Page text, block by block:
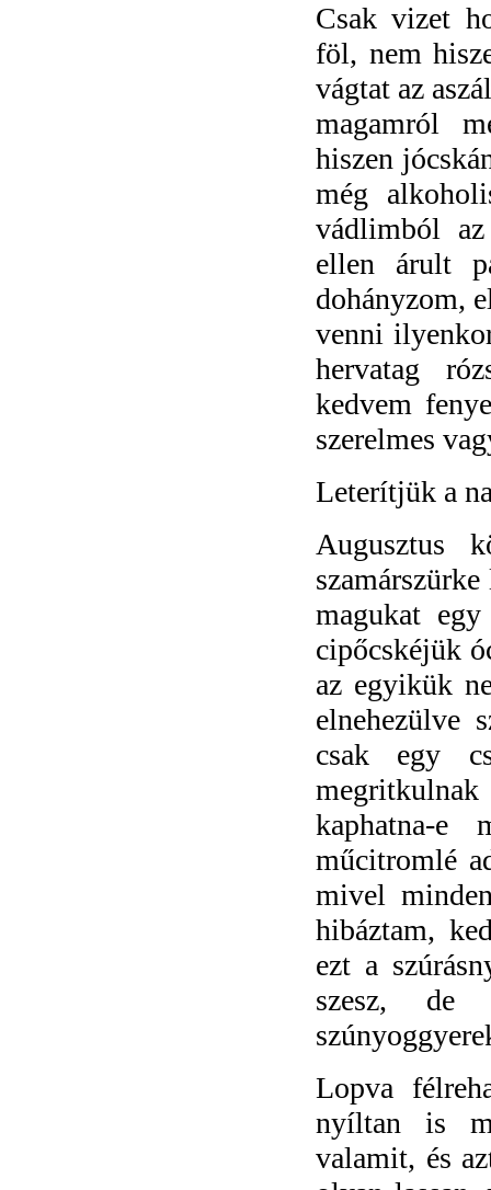
Csak vizet
föl, nem
vágtat az
magamról
hiszen
még
vádlimból
ellen árult
dohányzom,
venni
hervatag
kedvem
szerelmes
Leterítjük a
Augusztus
magukat
cipőcskéjük
az egyikük
elnehezülve
csak egy
kaphatna-
műcitromlé
mivel
hibáztam,
ezt a
szesz, de
Lopva
nyíltan is
valamit, és